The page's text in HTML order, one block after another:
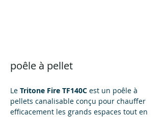
poêle à pellet
Le Tritone Fire TF140C est un poêle à
pellets canalisable conçu pour chauffer
efficacement les grands espaces tout en